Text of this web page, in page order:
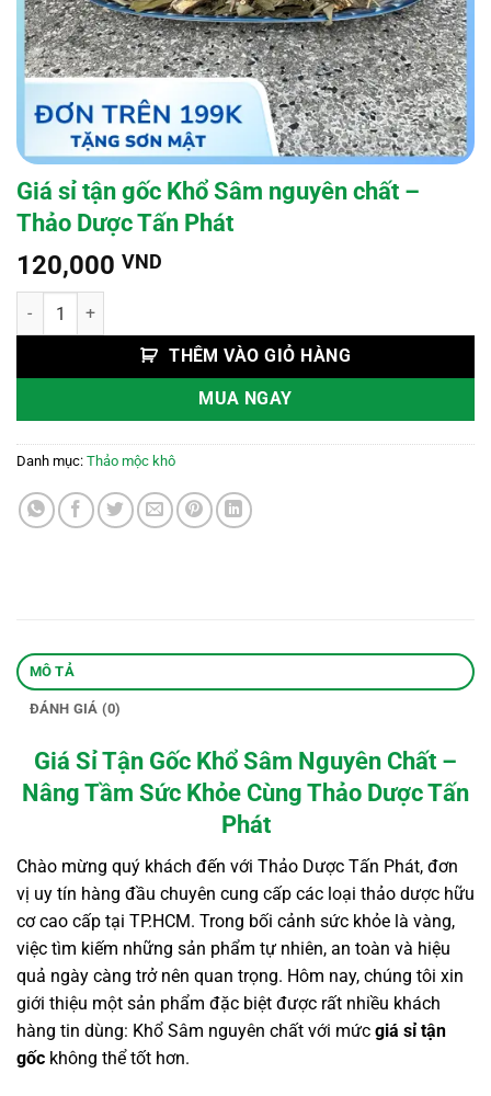
Giá sỉ tận gốc Khổ Sâm nguyên chất –
Thảo Dược Tấn Phát
120,000 VND
Giá sỉ tận gốc Khổ Sâm nguyên chất - Thảo Dược Tấn Phát số lượng
THÊM VÀO GIỎ HÀNG
MUA NGAY
Danh mục: Thảo mộc khô
MÔ TẢ
ĐÁNH GIÁ (0)
Giá Sỉ Tận Gốc Khổ Sâm Nguyên Chất –
Nâng Tầm Sức Khỏe Cùng Thảo Dược Tấn
Phát
Chào mừng quý khách đến với Thảo Dược Tấn Phát, đơn
vị uy tín hàng đầu chuyên cung cấp các loại thảo dược hữu
cơ cao cấp tại TP.HCM. Trong bối cảnh sức khỏe là vàng,
việc tìm kiếm những sản phẩm tự nhiên, an toàn và hiệu
quả ngày càng trở nên quan trọng. Hôm nay, chúng tôi xin
giới thiệu một sản phẩm đặc biệt được rất nhiều khách
hàng tin dùng: Khổ Sâm nguyên chất với mức giá sỉ tận
gốc không thể tốt hơn.